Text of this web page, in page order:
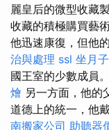
麗皇后的微型收藏
收藏的積極購買藝
他迅速康復，但他
治與處理 ssl 坐月子
國王室的少數成員。
燴 另一方面，他的
道德上的統一，他
南搬家公司 助聽器